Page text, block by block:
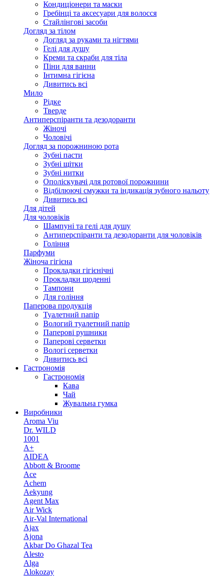
Кондиціонери та маски
Гребінці та аксесуари для волосся
Стайлінгові засоби
Догляд за тілом
Догляд за руками та нігтями
Гелі для душу
Креми та скраби для тіла
Піни для ванни
Інтимна гігієна
Дивитись всі
Мило
Рідке
Тверде
Антиперспіранти та дезодоранти
Жіночі
Чоловічі
Догляд за порожниною рота
Зубні пасти
Зубні щітки
Зубні нитки
Ополіскувачі для ротової порожнини
Відбілюючі смужки та індикація зубного нальоту
Дивитись всі
Для дітей
Для чоловіків
Шампуні та гелі для душу
Антиперспіранти та дезодоранти для чоловіків
Гоління
Парфуми
Жіноча гігієна
Прокладки гігієнічні
Прокладки щоденні
Тампони
Для гоління
Паперова продукція
Туалетний папір
Вологий туалетний папір
Паперові рушники
Паперові серветки
Вологі серветки
Дивитись всі
Гастрономія
Гастрономія
Кава
Чай
Жувальна гумка
Виробники
Aroma Viu
Dr. WILD
1001
A+
AIDEA
Abbott & Broome
Ace
Achem
Aekyung
Agent Max
Air Wick
Air-Val International
Ajax
Ajona
Akbar Do Ghazal Tea
Alesto
Alga
Alokozay